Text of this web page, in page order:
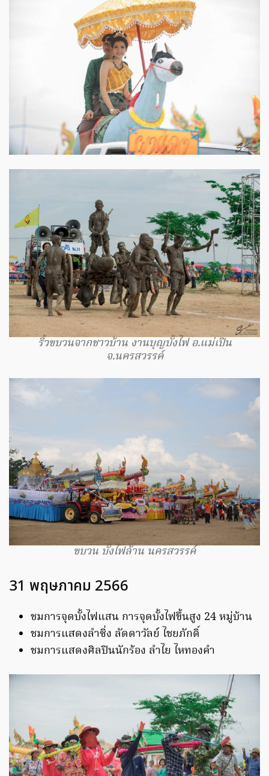
ริ้วขบวนจากชาวบ้าน งานบุญบั้งไฟ อ.แม่เปิน
จ.นครสวรรค์
ขบวน บั้งไฟล้าน นครสวรรค์
31 พฤษภาคม 2566
ชมการจุดบั้งไฟแสน การจุดบั้งไฟขึ้นสูง 24 หมู่บ้าน
ชมการแสดงลำซิ่ง ลัดดาวัลย์ ไชยภักดิ์
ชมการแสดงศิลปินนักร้อง ลำไย ไหทองคำ